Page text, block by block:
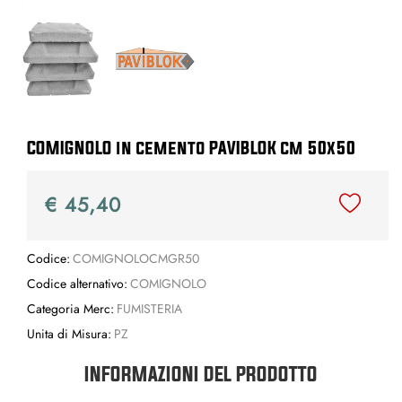
COMIGNOLO in cemento PAVIBLOK cm 50x50
€ 45,40
Codice: COMIGNOLOCMGR50
Codice alternativo: COMIGNOLO
Categoria Merc: FUMISTERIA
Unita di Misura: PZ
INFORMAZIONI DEL PRODOTTO